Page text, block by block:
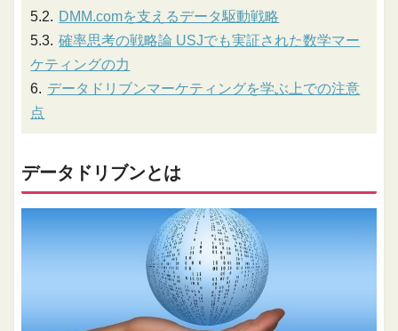
DMM.comを支えるデータ駆動戦略
確率思考の戦略論 USJでも実証された数学マー
ケティングの力
データドリブンマーケティングを学ぶ上での注意
点
データドリブンとは